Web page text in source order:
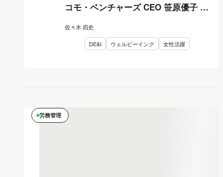
コモ・ベンチャーズ CEO 笹原優子 ×
佐々木 四史
DE&I ウェルビーイング 女性活躍
労務管理